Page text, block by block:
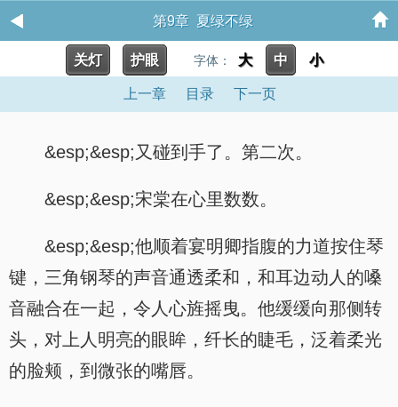
第9章 夏绿不绿
关灯 护眼 字体： 大 中 小
上一章 目录 下一页
&esp;&esp;又碰到手了。第二次。
&esp;&esp;宋棠在心里数数。
&esp;&esp;他顺着宴明卿指腹的力道按住琴
键，三角钢琴的声音通透柔和，和耳边动人的嗓
音融合在一起，令人心旌摇曳。他缓缓向那侧转
头，对上人明亮的眼眸，纤长的睫毛，泛着柔光
的脸颊，到微张的嘴唇。